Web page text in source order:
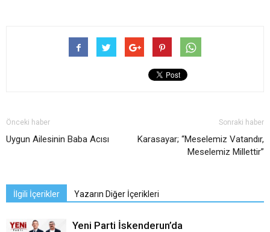
Önceki haber
Uygun Ailesinin Baba Acısı
Sonraki haber
Karasayar; “Meselemiz Vatandır,
Meselemiz Millettir”
İlgili İçerikler Yazarın Diğer İçerikleri
Yeni Parti İskenderun’da